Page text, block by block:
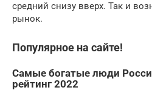
средний снизу вверх. Так и
рынок.
Популярное на сайте!
Самые богатые люди
рейтинг 2022